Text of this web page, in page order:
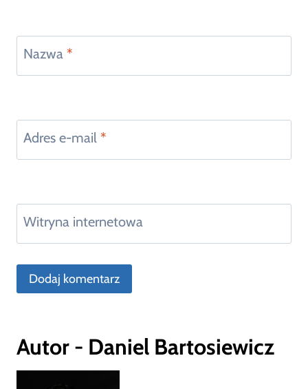
Nazwa *
Adres e-mail *
Witryna internetowa
Autor - Daniel Bartosiewicz